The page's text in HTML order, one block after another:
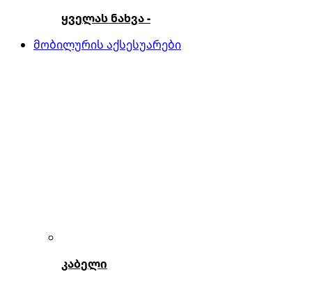
ყველას ნახვა -
მობილურის აქსესუარები
კაბელი